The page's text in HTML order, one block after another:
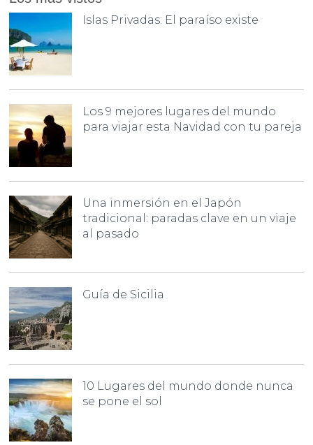
Islas Privadas: El paraíso existe
Los 9 mejores lugares del mundo
para viajar esta Navidad con tu pareja
Una inmersión en el Japón
tradicional: paradas clave en un viaje
al pasado
Guía de Sicilia
10 Lugares del mundo donde nunca
se pone el sol